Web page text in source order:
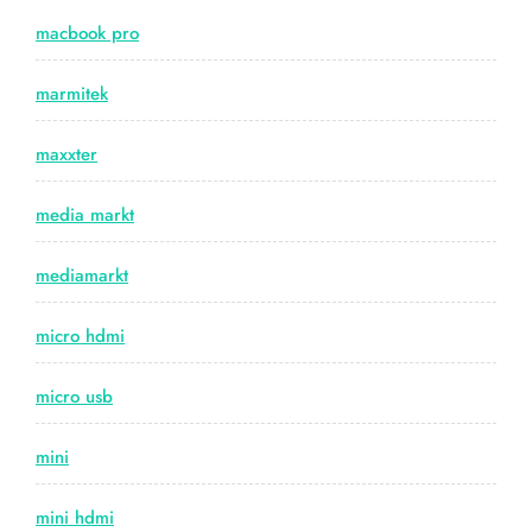
macbook pro
marmitek
maxxter
media markt
mediamarkt
micro hdmi
micro usb
mini
mini hdmi